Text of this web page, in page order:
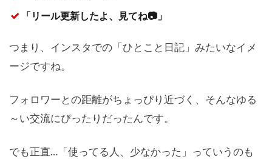
「リール更新したよ、見てね📷」
つまり、インスタでの「ひとこと日記」みたいなイメ
ージですね。
フォロワーとの距離がちょっぴり近づく、そんなゆる
～い交流にぴったりだったんです。
でも正直…「使ってる人、少なかった」っていうのも